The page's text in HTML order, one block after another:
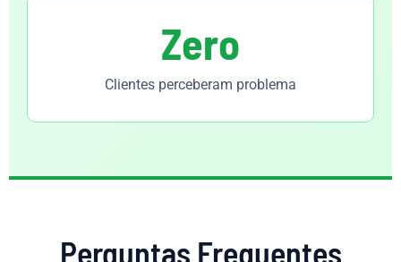
Zero
Clientes perceberam problema
Perguntas Frequentes